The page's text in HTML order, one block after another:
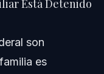
Está Detenido
son
es